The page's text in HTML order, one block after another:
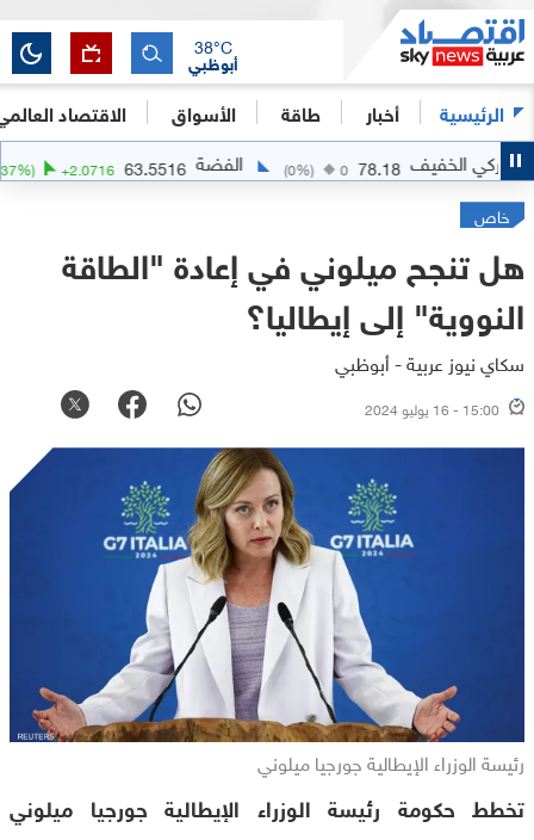
الرئيسية أخبار طاقة الأسواق الاقتصاد
أبوظبي
38°C
78.18
0
(0%) الفضة 63.5516
+2.0716
(+3.37%)
خاص
هل تنجح ميلوني في إعادة "الطاقة
النووية" إلى إيطاليا؟
سكاي نيوز عربية - أبوظبي
15:00 - 16 يوليو 2024
رئيسة الوزراء الإيطالية جورجيا ميلوني
تخطط حكومة رئيسة الوزراء الإيطالية جورجيا ميلوني